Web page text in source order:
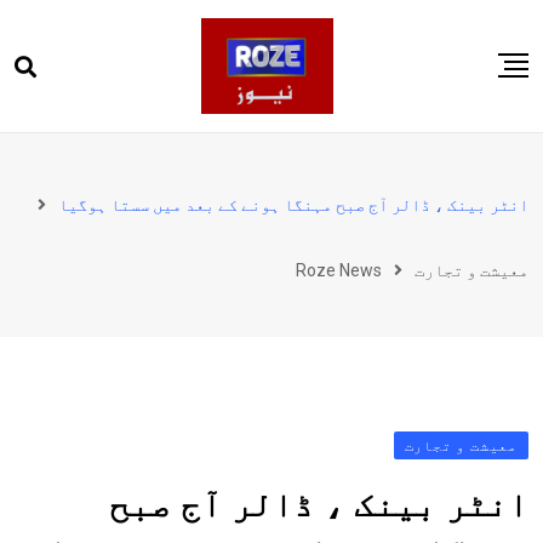
to
پاکستان
کھیل
انٹر بینک ، ڈالر آج صبح مہنگا ہونے کے بعد میں سستا ہوگیا
معیشت و تجارت Roze News
معیشت و تجارت
انٹر بینک ، ڈالر آج صبح